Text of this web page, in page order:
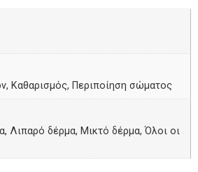
Καθαρισμός, Περιποίηση σώματος
Λιπαρό δέρμα, Μικτό δέρμα, Όλοι οι